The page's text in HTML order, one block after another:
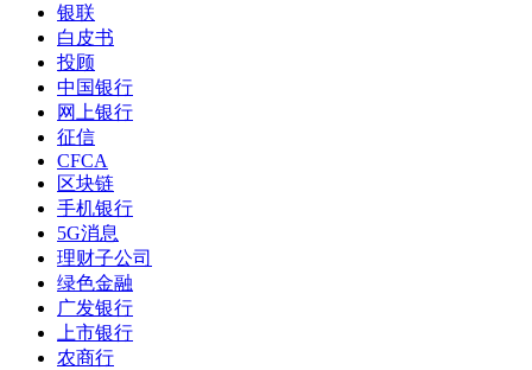
银联
白皮书
投顾
中国银行
网上银行
征信
CFCA
区块链
手机银行
5G消息
理财子公司
绿色金融
广发银行
上市银行
农商行